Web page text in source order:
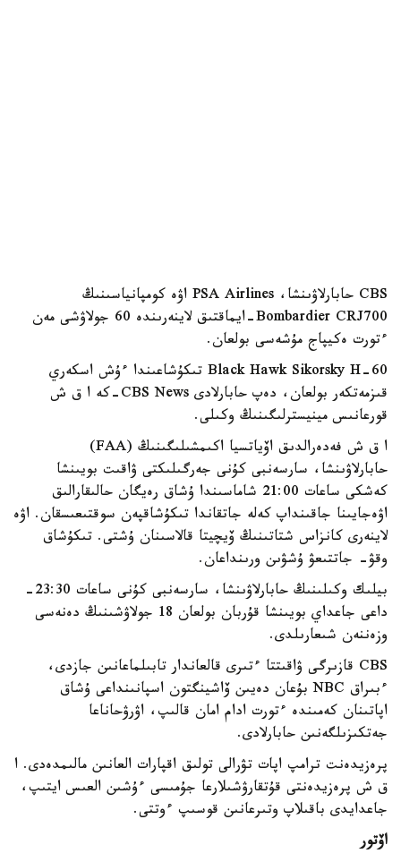
CBS حابارلاۋىنشا، PSA Airlines اۋە كومپانياسىنىڭ
Bombardier CRJ700-ايماقتىق لاينەرىندە 60 جولاۋشى مەن
ءتورت ەكيپاج مۇشەسى بولعان.
Black Hawk Sikorsky H-60 تىكۇشاعىندا ءۇش اسكەري
قىزمەتكەر بولعان، دەپ حابارلادى CBS News-كە ا ق ش
قورعانىس مينيسترلىگىنىڭ وكىلى.
ا ق ش فەدەرالدىق اۆياتسيا اكىمشىلىگىنىڭ (FAA)
حابارلاۋىنشا، سارسەنبى كۇنى جەرگىلىكتى ۋاقىت بويىنشا
كەشكى ساعات 21:00 شاماسىندا ۇشاق رەيگان حالىقارالىق
اۋەجايىنا جاقىنداپ كەلە جاتقاندا تىكۇشاقپەن سوقتىعىسقان. اۋە
لاينەرى كانزاس شتاتىنىڭ ۆيچيتا قالاسىنان ۇشتى. تىكۇشاق
وقۋ- جاتتىعۋ ۇشۋىن ورىنداعان.
بيلىك وكىلىنىڭ حابارلاۋىنشا، سارسەنبى كۇنى ساعات 23:30-
داعى جاعداي بويىنشا قۇربان بولعان 18 جولاۋشىنىڭ دەنەسى
وزەننەن شىعارىلدى.
CBS قازىرگى ۋاقىتتا ءتىرى قالعاندار تابىلماعانىن جازدى،
ءبىراق NBC بۇعان دەيىن ۆاشينگتون اسپانىنداعى ۇشاق
اپاتىنان كەمىندە ءتورت ادام امان قالىپ، اۋرۋحاناعا
جەتكىزىلگەنىن حابارلادى.
پرەزيدەنت ترامپ اپات تۋرالى تولىق اقپارات العانىن مالىمدەدى. ا
ق ش پرەزيدەنتى قۇتقارۋشىلارعا جۇمىسى ءۇشىن العىس ايتىپ،
جاعدايدى باقىلاپ وتىرعانىن قوسىپ ءوتتى.
اۆتور